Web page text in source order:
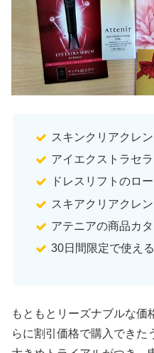
スキンクリアクレ
アイエクストラセ
ドレスリフトのロ
スキアクリアクレ
アテニアの商品カ
30日間限定で使え
もともとリーズナブルな価
らに割引価格で購入できた